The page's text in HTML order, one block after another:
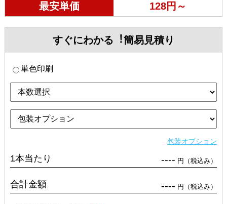
最安単価 128円～
すぐにわかる︕簡易見積り
単色印刷
包装オプション
1本当たり ---- 円（税込み）
合計金額 ---- 円（税込み）